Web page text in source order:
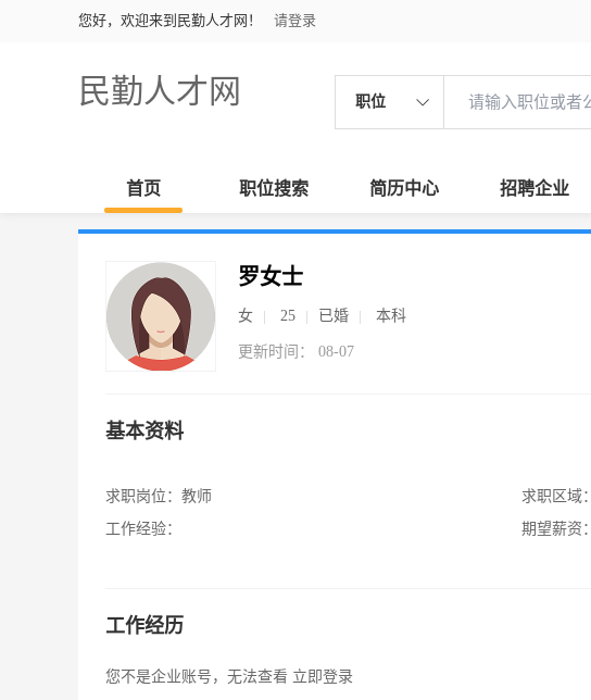
您好，欢迎来到民勤人才网！ 请登录
民勤人才网 职位
首页 职位搜索 简历中心 招聘企业
罗女士
女 25 已婚 本科
更新时间： 08-07
基本资料
求职岗位： 教师
工作经验：
求职区域：
期望薪资：
工作经历
您不是企业账号，无法查看 立即登录